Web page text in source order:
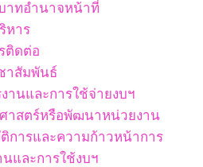
าทอำนาจหน้าที่
หาร
ติดต่อ
าสัมพันธ์
านและการใช้จ่ายงบฯ
าสตร์หรือพัฒนาหน่วยงาน
การและความก้าวหน้าการ
นและการใช้งบฯ